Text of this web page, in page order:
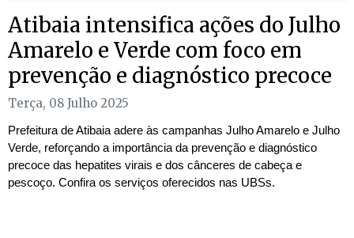
Atibaia intensifica ações do Julho
Amarelo e Verde com foco em
prevenção e diagnóstico precoce
Terça, 08 Julho 2025
Prefeitura de Atibaia adere às campanhas Julho Amarelo e Julho
Verde, reforçando a importância da prevenção e diagnóstico
precoce das hepatites virais e dos cânceres de cabeça e
pescoço. Confira os serviços oferecidos nas UBSs.